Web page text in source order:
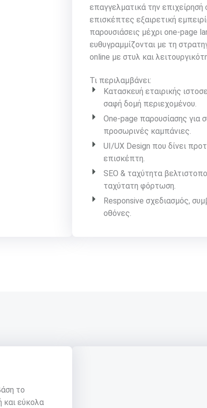
επαγγελματικά την
επισκέπτες εξαιρετική
παρουσιάσεις μέχρι one-page
ευθυγραμμίζονται με τη
online με στυλ και
Τι περιλαμβάνει:
Κατασκευή εταιρικής
σαφή δομή περιεχομένου.
One-page παρουσίασης για
προσωρινές καμπάνιες.
UI/UX Design που δίνει
επισκέπτη.
SEO & ταχύτητα
ταχύτατη φόρτωση.
Responsive σχεδιασμός,
οθόνες.
το
και εύκολα